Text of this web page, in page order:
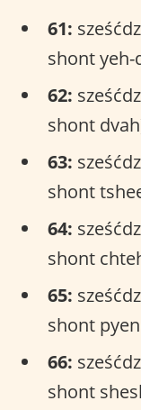
61:
shont yeh-
62:
shont
63:
shont
64:
shont
65:
shont
66:
shont